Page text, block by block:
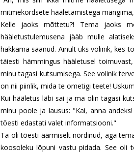
mitmekordsete hääletamistega
Kelle jaoks mõttetu?! Tema jaoks
hääletustulemusena jääb mulle
hakkama saanud. Ainult üks volinik, kes
täiesti hämmingus hääletusel
minu tagasi kutsumisega. See volinik
on nii piinlik, mida te ometigi teete!
Kui hääletus läbi sai ja ma olin tagasi
minu poole ja lausus: "Kai, anna
tõesti edastati valet informatsiooni."
Ta oli tõesti äärmiselt nördinud, aga
koosoleku lõpuni vastu pidada. See